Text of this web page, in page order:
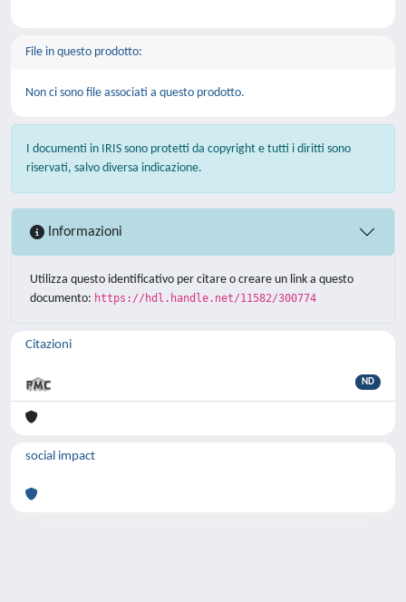
File in questo prodotto:
Non ci sono file associati a questo prodotto.
I documenti in IRIS sono protetti da copyright e tutti i diritti sono
riservati, salvo diversa indicazione.
Informazioni
Utilizza questo identificativo per citare o creare un link a questo
documento: https://hdl.handle.net/11582/300774
Citazioni
ND
social impact